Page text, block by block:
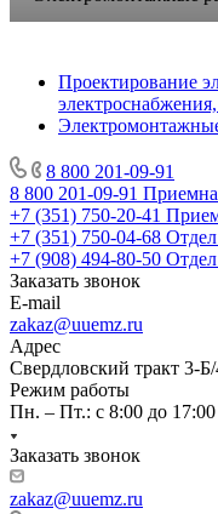
Проектирование
8 800 201-09-91
8 800 201-09-91
+7 (351) 750-20-41
+7 (351) 750-04-68
+7 (908) 494-80-50
Заказать звонок
E-mail
zakaz@uuemz.ru
Адрес
Свердловский тракт 3-
Режим работы
Пн. – Пт.: с 8:00 до 17:00
Заказать звонок
zakaz@uuemz.ru